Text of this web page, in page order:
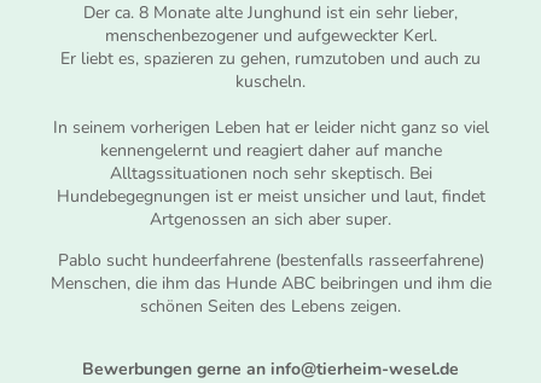
Der ca. 8 Monate alte Junghund ist ein sehr lieber,
menschenbezogener und aufgeweckter Kerl.
Er liebt es, spazieren zu gehen, rumzutoben und auch zu
kuscheln.
In seinem vorherigen Leben hat er leider nicht ganz so viel
kennengelernt und reagiert daher auf manche
Alltagssituationen noch sehr skeptisch. Bei
Hundebegegnungen ist er meist unsicher und laut, findet
Artgenossen an sich aber super.
Pablo sucht hundeerfahrene (bestenfalls rasseerfahrene)
Menschen, die ihm das Hunde ABC beibringen und ihm die
schönen Seiten des Lebens zeigen.
Bewerbungen gerne an info@tierheim-wesel.de